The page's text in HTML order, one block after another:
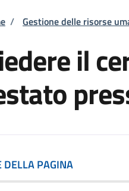
di
/ Gestione delle risorse
il
DELLA PAGINA